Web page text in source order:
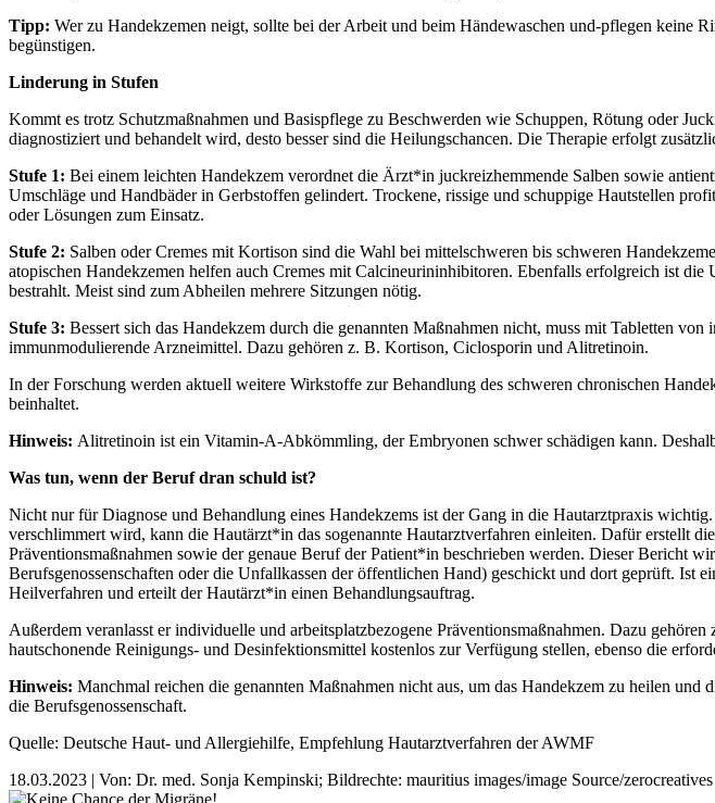
Tipp: Wer zu Handekzemen neigt, sollte bei der Arbeit und beim Händewaschen und-pflegen keine
begünstigen.
Linderung in Stufen
Kommt es trotz Schutzmaßnahmen und Basispflege zu Beschwerden wie Schuppen, Rötung oder
diagnostiziert und behandelt wird, desto besser sind die Heilungschancen. Die Therapie erfolgt
Stufe 1: Bei einem leichten Handekzem verordnet die Ärzt*in juckreizhemmende Salben sowie
Umschläge und Handbäder in Gerbstoffen gelindert. Trockene, rissige und schuppige Hautstellen
oder Lösungen zum Einsatz.
Stufe 2: Salben oder Cremes mit Kortison sind die Wahl bei mittelschweren bis schweren
atopischen Handekzemen helfen auch Cremes mit Calcineurininhibitoren. Ebenfalls erfolgreich ist
bestrahlt. Meist sind zum Abheilen mehrere Sitzungen nötig.
Stufe 3: Bessert sich das Handekzem durch die genannten Maßnahmen nicht, muss mit Tabletten
immunmodulierende Arzneimittel. Dazu gehören z. B. Kortison, Ciclosporin und Alitretinoin.
In der Forschung werden aktuell weitere Wirkstoffe zur Behandlung des schweren chronischen
beinhaltet.
Hinweis: Alitretinoin ist ein Vitamin-A-Abkömmling, der Embryonen schwer schädigen kann.
Was tun, wenn der Beruf dran schuld ist?
Nicht nur für Diagnose und Behandlung eines Handekzems ist der Gang in die Hautarztpraxis
verschlimmert wird, kann die Hautärzt*in das sogenannte Hautarztverfahren einleiten. Dafür erstellt
Präventionsmaßnahmen sowie der genaue Beruf der Patient*in beschrieben werden. Dieser Bericht
Berufsgenossenschaften oder die Unfallkassen der öffentlichen Hand) geschickt und dort geprüft. Ist
Heilverfahren und erteilt der Hautärzt*in einen Behandlungsauftrag.
Außerdem veranlasst er individuelle und arbeitsplatzbezogene Präventionsmaßnahmen. Dazu
hautschonende Reinigungs- und Desinfektionsmittel kostenlos zur Verfügung stellen, ebenso die
Hinweis: Manchmal reichen die genannten Maßnahmen nicht aus, um das Handekzem zu heilen
die Berufsgenossenschaft.
Quelle: Deutsche Haut- und Allergiehilfe, Empfehlung Hautarztverfahren der AWMF
18.03.2023 | Von: Dr. med. Sonja Kempinski; Bildrechte: mauritius images/image Source/zerocreatives